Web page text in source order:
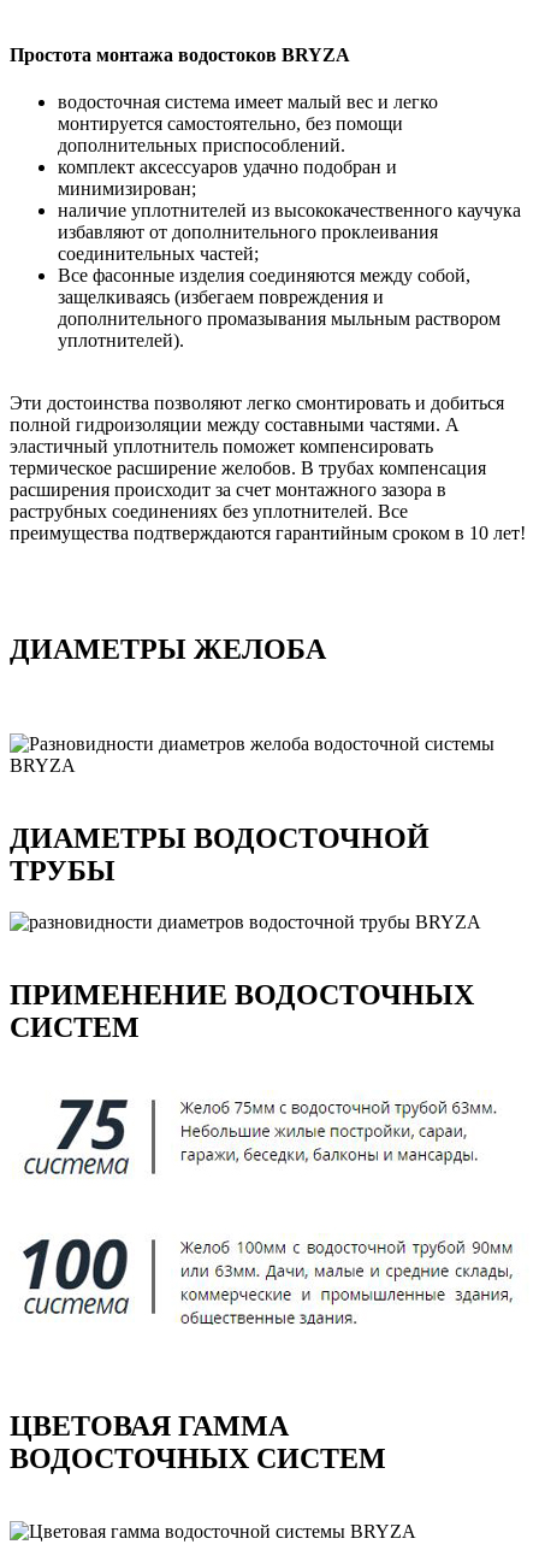
Простота монтажа водостоков BRYZA
водосточная система имеет малый вес и легко
монтируется самостоятельно, без помощи
дополнительных приспособлений.
комплект аксессуаров удачно подобран и
минимизирован;
наличие уплотнителей из высококачественного каучука
избавляют от дополнительного проклеивания
соединительных частей;
Все фасонные изделия соединяются между собой,
защелкиваясь (избегаем повреждения и
дополнительного промазывания мыльным раствором
уплотнителей).
Эти достоинства позволяют легко смонтировать и добиться
полной гидроизоляции между составными частями. А
эластичный уплотнитель поможет компенсировать
термическое расширение желобов. В трубах компенсация
расширения происходит за счет монтажного зазора в
раструбных соединениях без уплотнителей. Все
преимущества подтверждаются гарантийным сроком в 10 лет!
ДИАМЕТРЫ ЖЕЛОБА
ДИАМЕТРЫ ВОДОСТОЧНОЙ
ТРУБЫ
ПРИМЕНЕНИЕ ВОДОСТОЧНЫХ
СИСТЕМ
ЦВЕТОВАЯ ГАММА
ВОДОСТОЧНЫХ СИСТЕМ